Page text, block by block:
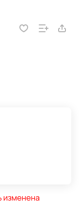
изменена